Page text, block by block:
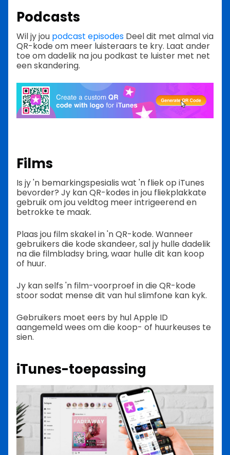
Podcasts
Wil jy jou podcast episodes Deel dit met almal via
QR-kode om meer luisteraars te kry. Laat ander
toe om dadelik na jou podkast te luister met net
een skandering.
Films
Is jy 'n bemarkingspesialis wat 'n fliek op iTunes
bevorder? Jy kan QR-kodes in jou fliekplakkate
gebruik om jou veldtog meer intrigeerend en
betrokke te maak.
Plaas jou film skakel in 'n QR-kode. Wanneer
gebruikers die kode skandeer, sal jy hulle dadelik
na die filmbladsy bring, waar hulle dit kan koop
of huur.
Jy kan selfs 'n film-voorproef in die QR-kode
stoor sodat mense dit van hul slimfone kan kyk.
Gebruikers moet eers by hul Apple ID
aangemeld wees om die koop- of huurkeuses te
sien.
iTunes-toepassing